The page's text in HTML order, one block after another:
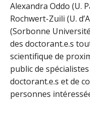
Alexandra Oddo (U.
Rochwert-Zuili (U.
(Sorbonne
des doctorant.e.s
scientifique de
public de
doctorant.e.s et de
personnes